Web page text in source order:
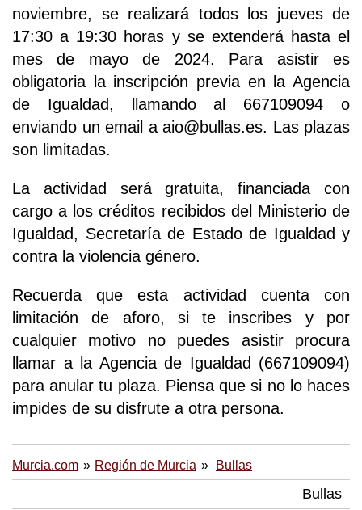
noviembre, se realizará todos los jueves de
17:30 a 19:30 horas y se extenderá hasta el
mes de mayo de 2024. Para asistir es
obligatoria la inscripción previa en la Agencia
de Igualdad, llamando al 667109094 o
enviando un email a aio@bullas.es. Las plazas
son limitadas.
La actividad será gratuita, financiada con
cargo a los créditos recibidos del Ministerio de
Igualdad, Secretaría de Estado de Igualdad y
contra la violencia género.
Recuerda que esta actividad cuenta con
limitación de aforo, si te inscribes y por
cualquier motivo no puedes asistir procura
llamar a la Agencia de Igualdad (667109094)
para anular tu plaza. Piensa que si no lo haces
impides de su disfrute a otra persona.
Murcia.com Región de Murcia Bullas
Bullas